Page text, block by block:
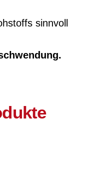
sinnvoll